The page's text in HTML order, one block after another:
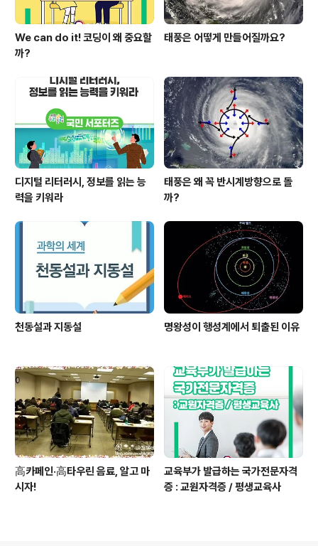
We can do it! 코딩이 왜 중요할
까?
태풍은 어떻게 만들어질까요?
디지털 리터러시, 정보를 읽는 능
력을 키워라
태풍은 왜 꼭 반시계방향으로 돌
까?
천동설과 지동설 명왕성이 행성계에서 퇴출된 이유
高카페인·高타우린 음료, 알고 마
시자!
교육부가 발급하는 국가전문자격
증 : 교원자격증 / 평생교육사